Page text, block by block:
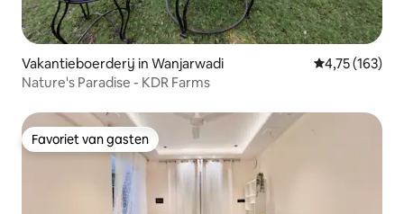
Vakantieboerderij in Wanjarwadi Gemiddelde
4,75 (163)
Nature's Paradise - KDR Farms
Favoriet van gasten
Favoriet van gasten